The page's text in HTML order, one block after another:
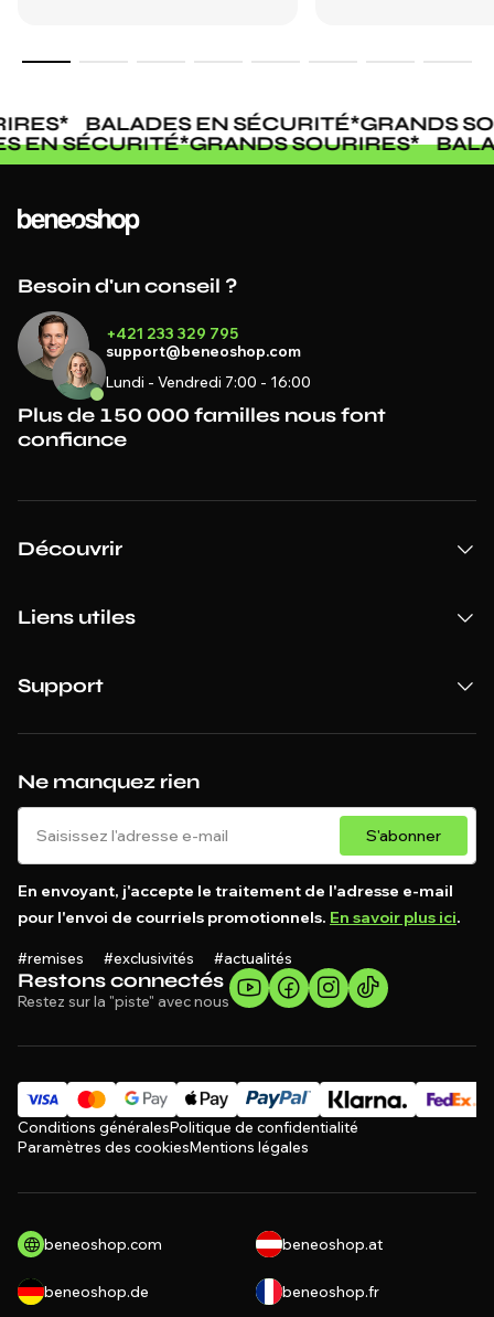
* BALADES EN SÉCURITÉ*GRANDS
EN SÉCURITÉ*GRANDS SOURIRES*
Restons connectés
Restez sur la "piste" avec nous
Ne manquez rien
S'abonner
En envoyant, j'accepte le traitement de l'adresse e-mail
pour l'envoi de courriels promotionnels. En savoir plus ici.
#remises #exclusivités #actualités
Besoin d'un conseil ?
+421 233 329 795
support@beneoshop.com
Lundi - Vendredi 7:00 - 16:00
Plus de 150 000 familles nous font
confiance
Découvrir
Liens utiles
Support
Conditions généralesPolitique de confidentialité
Paramètres des cookiesMentions légales
beneoshop.com beneoshop.at
beneoshop.de beneoshop.fr